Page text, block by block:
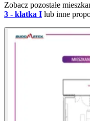
Zobacz pozostałe
3 - klatka I lub inne